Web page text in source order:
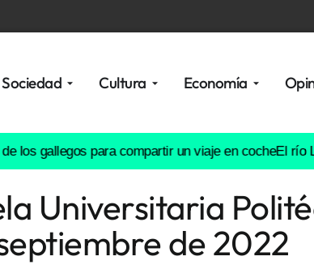
Sociedad Cultura Economía
para compartir un viaje en cocheEl río Lérez, en
Universitaria
de 2022